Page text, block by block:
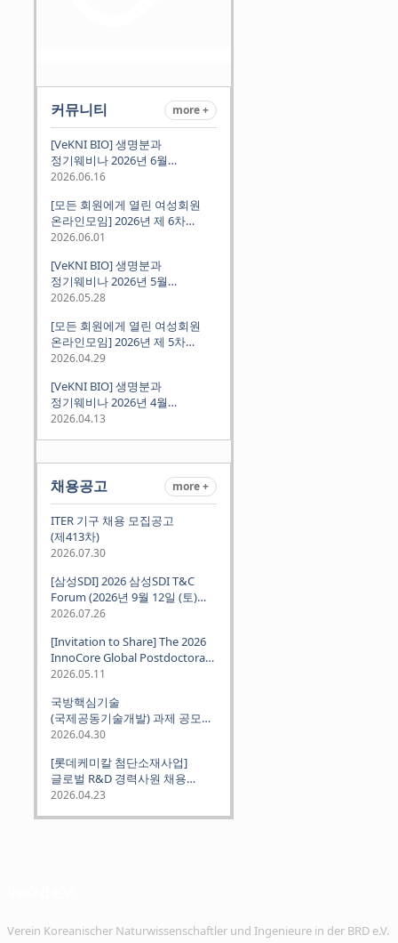
커뮤니티 more +
[VeKNI BIO] 생명분과
정기웨비나 2026년 6월
(2026.06.18 Thu 9:00PM)
2026.06.16
[모든 회원에게 열린 여성회원
온라인모임] 2026년 제 6차
정기모임 (6월 10일 수요일 저녁
2026.06.01
[VeKNI BIO] 생명분과
정기웨비나 2026년 5월
(2026.05.28 Thu 9:00PM)
2026.05.28
[모든 회원에게 열린 여성회원
온라인모임] 2026년 제 5차
정기모임 (5월 12일 화요일 저녁
2026.04.29
[VeKNI BIO] 생명분과
정기웨비나 2026년 4월
(2026.04.16 Thu 9:00PM)
2026.04.13
채용공고 more +
ITER 기구 채용 모집공고
(제413차)
2026.07.30
[삼성SDI] 2026 삼성SDI T&C
Forum (2026년 9월 12일 (토)
뮌헨 개최)
2026.07.26
[Invitation to Share] The 2026
InnoCore Global Postdoctoral
Job Fair: Meet Korea's 4 Major
Institutes
2026.05.11
국방핵심기술
(국제공동기술개발) 과제 공모
안내 (~2026.06.26)
2026.04.30
[롯데케미칼 첨단소재사업]
글로벌 R&D 경력사원 채용
(~2026. 5.5)
2026.04.23
Verein Koreanischer Naturwissenschaftler und Ingenieure in der BRD e.V.